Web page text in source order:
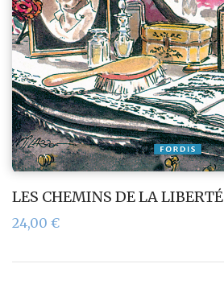
LES CHEMINS DE LA LIBERTÉ
24,00 €